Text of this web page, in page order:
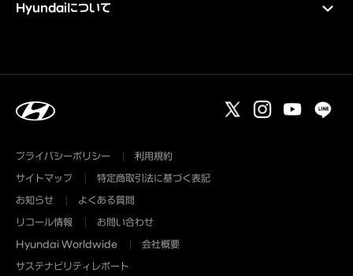
Hyundaiについて
プライバシーポリシー
利用規約
サイトマップ
特定商取引法に基づく表記
お知らせ
よくある質問
リコール情報
お問い合わせ
Hyundai Worldwide
会社概要
サステナビリティレポート